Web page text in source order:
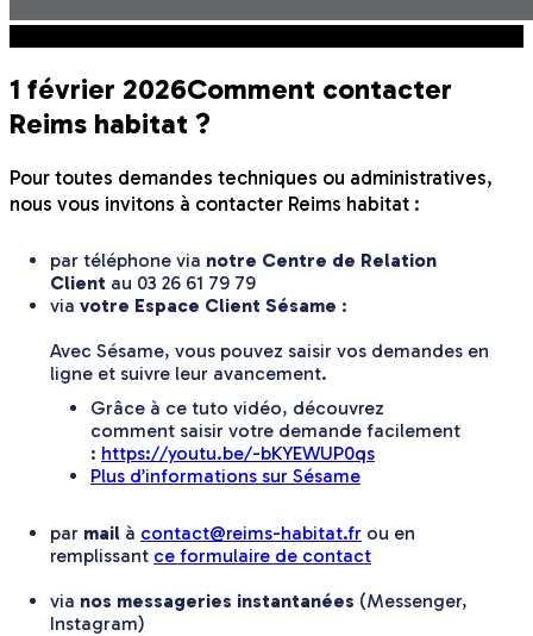
1 février 2026Comment contacter
Reims habitat ?
Pour toutes demandes techniques ou administratives,
nous vous invitons à contacter Reims habitat :
par téléphone via notre Centre de Relation
Client au 03 26 61 79 79
via votre Espace Client Sésame :
Avec Sésame, vous pouvez saisir vos demandes en
ligne et suivre leur avancement.
Grâce à ce tuto vidéo, découvrez
comment saisir votre demande facilement
: https://youtu.be/-bKYEWUP0qs
Plus d’informations sur Sésame
par mail à contact@reims-habitat.fr ou en
remplissant ce formulaire de contact
via nos messageries instantanées (Messenger,
Instagram)